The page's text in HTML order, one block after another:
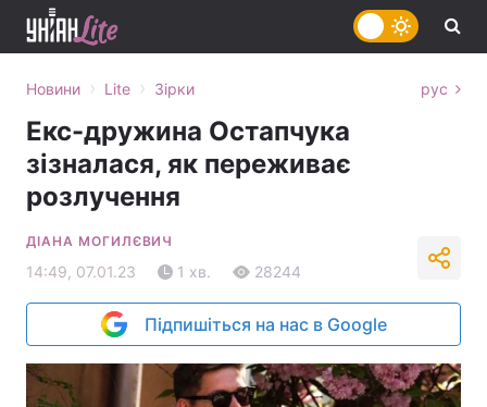
Новини › Lite › Зірки рус
Екс-дружина Остапчука
зізналася, як переживає
розлучення
ДІАНА МОГИЛЄВИЧ
14:49, 07.01.23 1 хв. 28244
Підпишіться на нас в Google